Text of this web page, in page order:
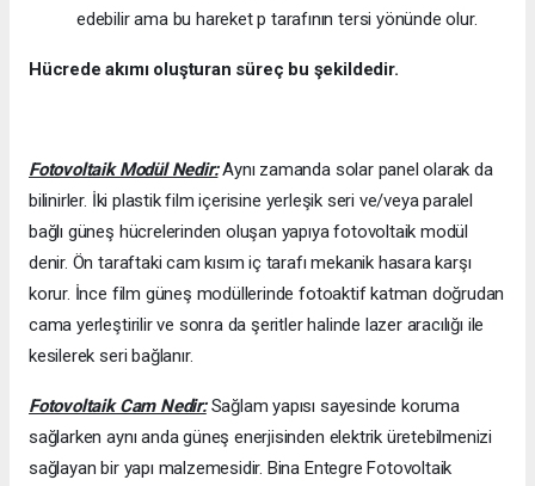
edebilir ama bu hareket p tarafının tersi yönünde olur.
Hücrede akımı oluşturan süreç bu şekildedir.
Fotovoltaik Modül Nedir:Aynı zamanda solar panel olarak da
bilinirler. İki plastik film içerisine yerleşik seri ve/veya paralel
bağlı güneş hücrelerinden oluşan yapıya fotovoltaik modül
denir. Ön taraftaki cam kısım iç tarafı mekanik hasara karşı
korur. İnce film güneş modüllerinde fotoaktif katman doğrudan
cama yerleştirilir ve sonra da şeritler halinde lazer aracılığı ile
kesilerek seri bağlanır.
Fotovoltaik Cam Nedir:Sağlam yapısı sayesinde koruma
sağlarken aynı anda güneş enerjisinden elektrik üretebilmenizi
sağlayan bir yapı malzemesidir. Bina Entegre Fotovoltaik